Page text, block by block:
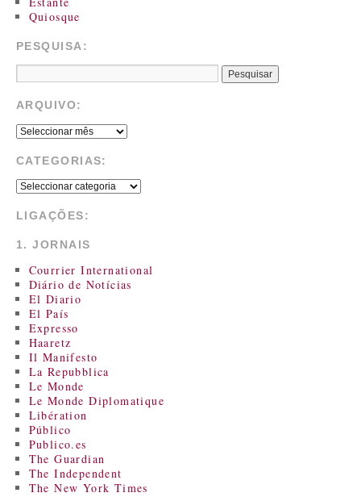
Quiosque
PESQUISA:
ARQUIVO:
CATEGORIAS:
LIGAÇÕES:
1. JORNAIS
Courrier International
Diário de Notícias
El Diario
El País
Expresso
Haaretz
Il Manifesto
La Repubblica
Le Monde
Le Monde Diplomatique
Libération
Público
Publico.es
The Guardian
The Independent
The New York Times